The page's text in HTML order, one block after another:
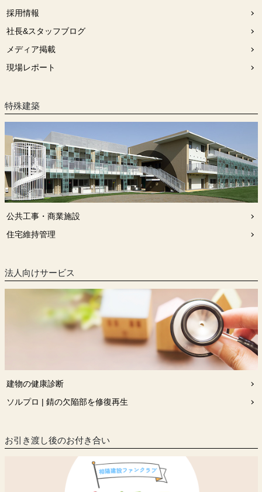
採用情報
社長&スタッフブログ
メディア掲載
現場レポート
特殊建築
公共工事・商業施設
住宅維持管理
法人向けサービス
建物の健康診断
ソルプロ | 錆の欠陥部を修復再生
お引き渡し後のお付き合い